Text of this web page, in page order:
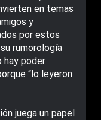
en temas
y
por estos
rumorología
hay poder
“lo leyeron
juega un papel